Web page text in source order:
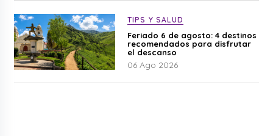
TIPS Y SALUD
Feriado 6 de agosto: 4 destinos
recomendados para disfrutar
el descanso
06 Ago 2026